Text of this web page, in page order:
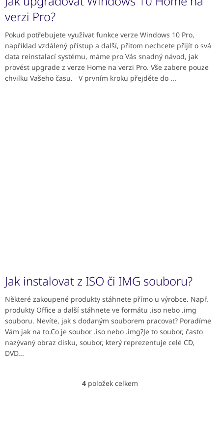
verzi Pro?
Pokud potřebujete využívat funkce verze Windows 10 Pro,
například vzdálený přístup a další, přitom nechcete přijít o svá
data reinstalací systému, máme pro Vás snadný návod, jak
provést upgrade z verze Home na verzi Pro. Vše zabere pouze
chvilku Vašeho času. V prvním kroku přejděte do ...
Jak instalovat z ISO či IMG souboru?
Některé zakoupené produkty stáhnete přímo u výrobce. Např.
produkty Office a další stáhnete ve formátu .iso nebo .img
souboru. Nevíte, jak s dodaným souborem pracovat? Poradíme
Vám jak na to.Co je soubor .iso nebo .img?Je to soubor, často
nazývaný obraz disku, soubor, který reprezentuje celé CD,
DVD...
O
4 položek celkem